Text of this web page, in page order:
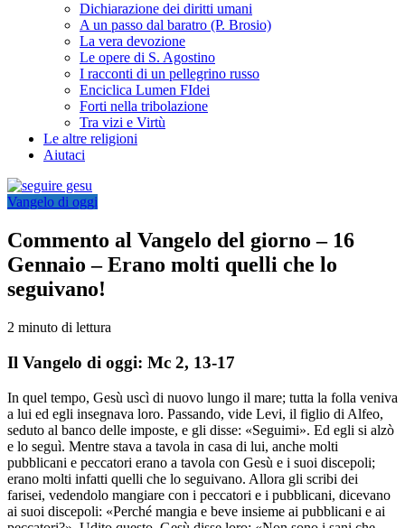
Dichiarazione dei diritti umani
A un passo dal baratro (P. Brosio)
La vera devozione
Le opere di S. Agostino
I racconti di un pellegrino russo
Enciclica Lumen FIdei
Forti nella tribolazione
Tra vizi e Virtù
Le altre religioni
Aiutaci
Vangelo di oggi
Commento al Vangelo del giorno – 16
Gennaio – Erano molti quelli che lo
seguivano!
2 minuto di lettura
Il Vangelo di oggi: Mc 2, 13-17
In quel tempo, Gesù uscì di nuovo lungo il mare; tutta la folla veniva
a lui ed egli insegnava loro. Passando, vide Levi, il figlio di Alfeo,
seduto al banco delle imposte, e gli disse: «Seguimi». Ed egli si alzò
e lo seguì. Mentre stava a tavola in casa di lui, anche molti
pubblicani e peccatori erano a tavola con Gesù e i suoi discepoli;
erano molti infatti quelli che lo seguivano. Allora gli scribi dei
farisei, vedendolo mangiare con i peccatori e i pubblicani, dicevano
ai suoi discepoli: «Perché mangia e beve insieme ai pubblicani e ai